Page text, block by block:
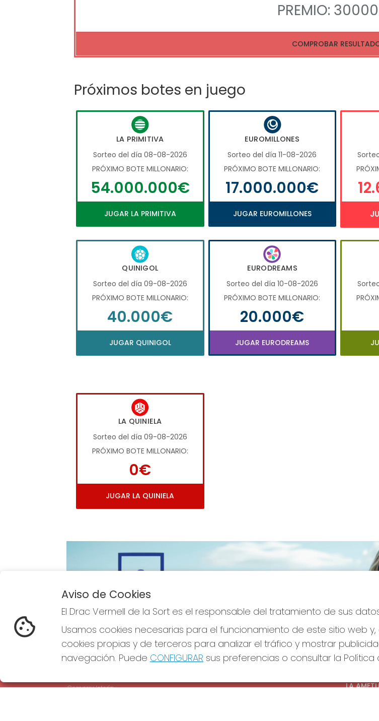
PREMIO:
COMPROBAR
Próximos botes en juego
LA PRIMITIVA
Sorteo del día 08-08-2026
PRÓXIMO BOTE MILLONARIO:
54.000.000€
JUGAR LA PRIMITIVA
EUROMILLONES
Sorteo del día 11-08-2026
PRÓXIMO BOTE MILLONARIO:
17.000.000€
JUGAR EUROMILLONES
QUINIGOL
Sorteo del día 09-08-2026
PRÓXIMO BOTE MILLONARIO:
40.000€
JUGAR QUINIGOL
EURODREAMS
Sorteo del día 10-08-2026
PRÓXIMO BOTE MILLONARIO:
20.000€
JUGAR EURODREAMS
LA QUINIELA
Sorteo del día 09-08-2026
PRÓXIMO BOTE MILLONARIO:
0€
JUGAR LA QUINIELA
EL DRAC VERMELL DE LA SORT
Comprar lotería
REDES SOCIALES
LA
Aviso de Cookies
El Drac Vermell de la Sort es el responsable del tratamiento de sus
Usamos cookies necesarias para el funcionamiento de este sitio web
cookies propias y de terceros para analizar el tráfico y mostrar
navegación. Puede CONFIGURAR sus preferencias o consultar la Política